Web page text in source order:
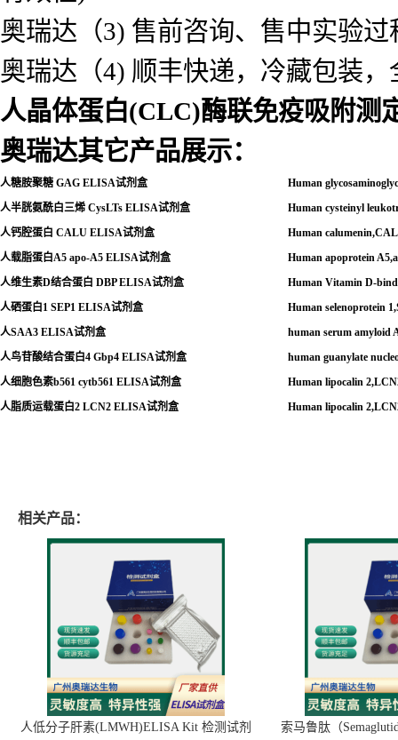
奥瑞达（3) 售前咨询、售中实验
奥瑞达（4) 顺丰快递，冷藏包装，
人晶体蛋白(CLC)酶联免疫吸附测
奥瑞达其它产品展示：
人糖胺聚糖 GAG ELISA试剂盒
Human
人半胱氨酰白三烯 CysLTs ELISA试剂盒
Human cysteinyl
人钙腔蛋白 CALU ELISA试剂盒
Human
人载脂蛋白A5 apo-A5 ELISA试剂盒
Human apoprotein
人维生素D结合蛋白 DBP ELISA试剂盒
Human Vitamin D-
人硒蛋白 1 SEP1 ELISA试剂盒
Human selenoprotein
人SAA3 ELISA试剂盒
human serum amyloid
人鸟苷酸结合蛋白4 Gbp4 ELISA试剂盒
human guanylate
人细胞色素b561 cytb561 ELISA试剂盒
Human lipocalin
人脂质运载蛋白2 LCN2 ELISA试剂盒 Human lipocalin
相关产品：
人低分子肝素(LMWH)ELISA Kit 检测试剂
索马鲁肽（